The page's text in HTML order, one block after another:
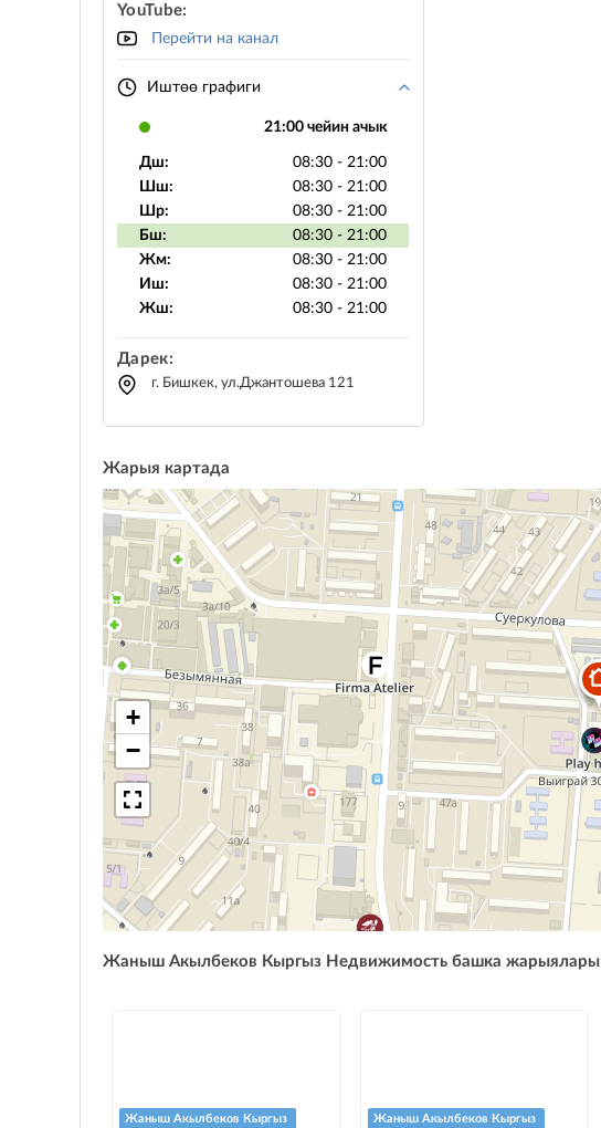
YouTube:
Перейти на канал
Иштөө графиги
21:00 чейин ачык
Дш:
08:30 - 21:00
Шш:
08:30 - 21:00
Шр:
08:30 - 21:00
Бш:
08:30 - 21:00
Жм:
08:30 - 21:00
Иш:
08:30 - 21:00
Жш:
08:30 - 21:00
Дарек:
г. Бишкек, ул.Джантошева 121
Жарыя картада
+
−
Жаныш Акылбеков Кыргыз Недвижимость башка жарыялары
Жаныш Акылбеков Кыргыз
Жаныш Акылбеков Кыргыз